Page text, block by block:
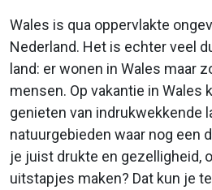
Wales is qua oppervlakte
Nederland. Het is echter veel
land: er wonen in Wales maar
mensen. Op vakantie in Wales
genieten van indrukwekkende
natuurgebieden waar nog een
je juist drukte en gezelligheid,
uitstapjes maken? Dat kun je